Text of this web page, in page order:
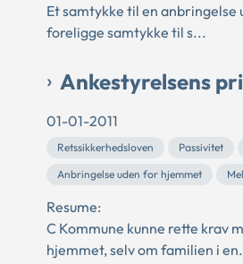
Et samtykke til en
foreligge samtykke til s...
Ankestyrelsens
01-01-2011
Retssikkerhedsloven Passivitet
Anbringelse uden for hjemmet
Resume:
C Kommune kunne rette krav
hjemmet, selv om familien i